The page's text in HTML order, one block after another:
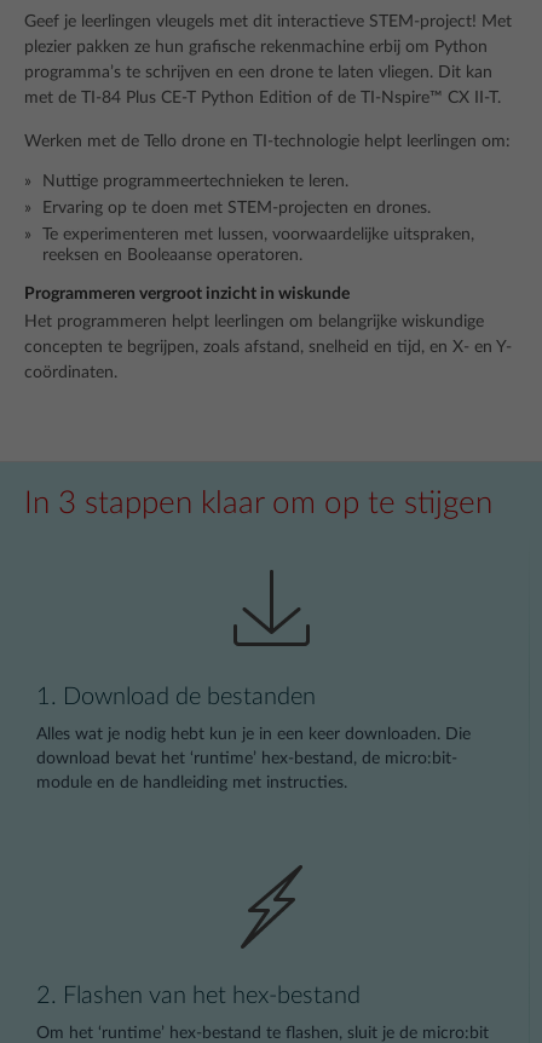
Geef je leerlingen vleugels met dit interactieve STEM-project! Met
plezier pakken ze hun grafische rekenmachine erbij om Python
programma’s te schrijven en een drone te laten vliegen. Dit kan
met de TI-84 Plus CE-T Python Edition of de TI-Nspire™ CX II-T.
Werken met de Tello drone en TI-technologie helpt leerlingen om:
Nuttige programmeertechnieken te leren.
Ervaring op te doen met STEM-projecten en drones.
Te experimenteren met lussen, voorwaardelijke uitspraken,
reeksen en Booleaanse operatoren.
Programmeren vergroot inzicht in wiskunde
Het programmeren helpt leerlingen om belangrijke wiskundige
concepten te begrijpen, zoals afstand, snelheid en tijd, en X- en Y-
coördinaten.
In 3 stappen klaar om op te stijgen
1. Download de bestanden
Alles wat je nodig hebt kun je in een keer downloaden. Die
download bevat het ‘runtime’ hex-bestand, de micro:bit-
module en de handleiding met instructies.
2. Flashen van het hex-bestand
Om het ‘runtime’ hex-bestand te flashen, sluit je de micro:bit